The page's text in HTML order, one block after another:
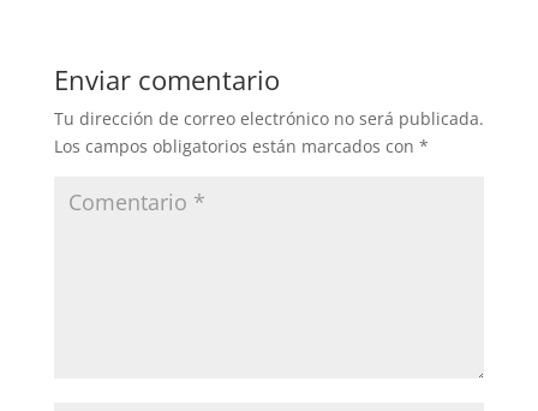
Enviar comentario
Tu dirección de correo electrónico no será publicada.
Los campos obligatorios están marcados con *